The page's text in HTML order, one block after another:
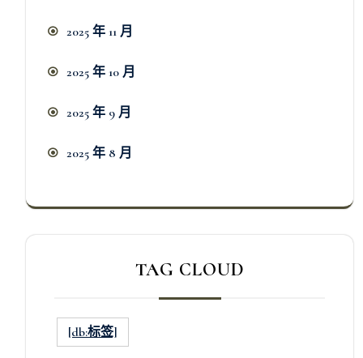
2025 年 11 月
2025 年 10 月
2025 年 9 月
2025 年 8 月
TAG CLOUD
[db:标签]